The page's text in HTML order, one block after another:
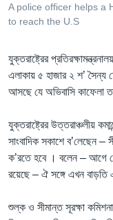
FOLLOW US
অন্য ভাষায় ওয়েব সাইট
A police officer helps a
to reach the U.S
যুক্তরাষ্ট্রের
এলাকায় ৫ হাজার ২ শ’ সৈন্য
আসছে যে অভিবাসি কাফেলা
যুক্তরাষ্ট্রের উত্তরাঞ্চলীয়
সাংবাদিক সকাশে ব’লেছেন –
ক’রতে হবে । বলেন – আগে
রয়েছে – ঐ সঙ্গে এখন
শুল্ক ও সীমান্ত সূরক্ষা